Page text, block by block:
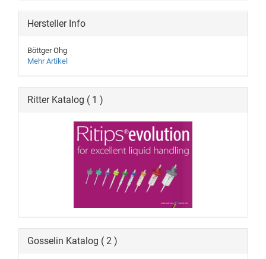
Hersteller Info
Böttger Ohg
Mehr Artikel
Ritter Katalog ( 1 )
Gosselin Katalog ( 2 )